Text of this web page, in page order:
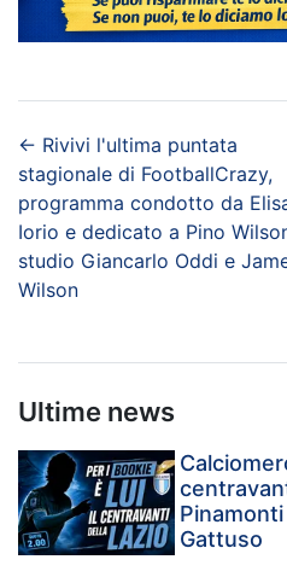
← Rivivi l'ultima puntata
stagionale di FootballCrazy,
programma condotto da
Iorio e dedicato a Pino
studio Giancarlo Oddi e
Wilson
Ultime news
Gattuso